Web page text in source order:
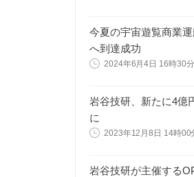
今夏の宇宙遊覧商業
へ到達成功
2024年6月4日 16時30分
岩谷技研、新たに4億
に
2023年12月8日 14時00
岩谷技研が主催する